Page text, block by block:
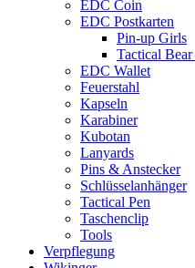
EDC Coin
EDC Postkarten
Pin-up Girls
Tactical
EDC Wallet
Feuerstahl
Kapseln
Karabiner
Kubotan
Lanyards
Pins & Anstecker
Schlüsselanhänger
Tactical Pen
Taschenclip
Tools
Verpflegung